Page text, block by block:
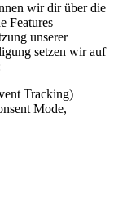
wir dir über die
Features
unserer
setzen wir auf
Tracking)
Mode,